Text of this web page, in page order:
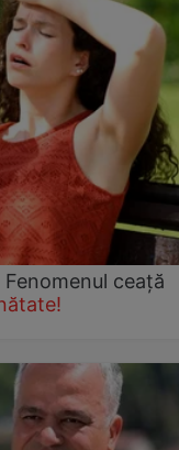
ceață